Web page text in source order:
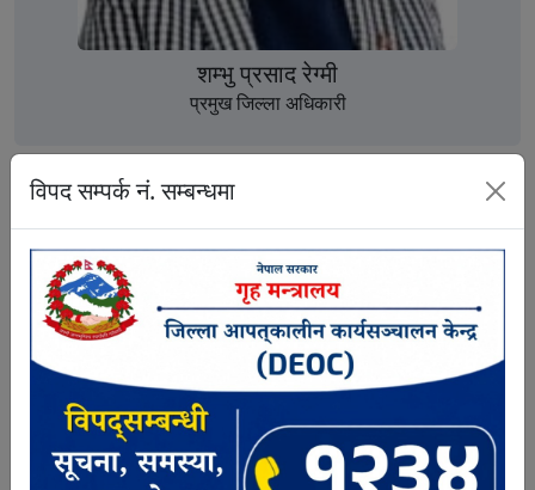
शम्भु प्रसाद रेग्मी
प्रमुख जिल्ला अधिकारी
कृष्णप्रसाद हुमागाई
सहायक प्रमुख जिल्ला अधिकारी
गुनासो सुन्ने अधिकारी
९८५१२४८७७७
रुपेश प्रसाद नेपाल
प्रशासकीय अधिकृत
सूचना अधिकारी
९८५१२७५४४२
विपद सम्पर्क नं. सम्बन्धमा